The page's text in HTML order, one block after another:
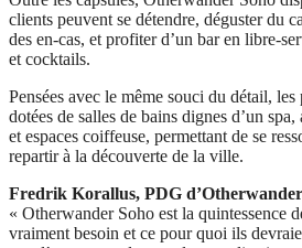
clients peuvent se détendre, déguster du
des en-cas, et profiter d’un bar en libre-
et cocktails.
Pensées avec le même souci du détail,
dotées de salles de bains dignes d’un
et espaces coiffeuse, permettant de se
repartir à la découverte de la ville.
Fredrik Korallus, PDG
« Otherwander Soho est la quintessence
vraiment besoin et ce pour quoi ils